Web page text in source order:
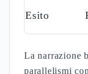
Esito
La narrazione
parallelismi